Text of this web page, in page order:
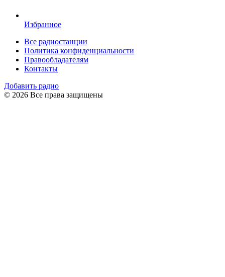
Избранное
Все радиостанции
Политика конфиденциальности
Правообладателям
Контакты
Добавить радио
© 2026 Все права защищены